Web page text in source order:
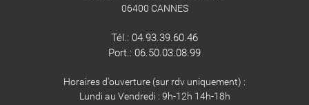
06400 CANNES
Tél.: 04.93.39.60.46​​​​​​
Port.: 06.50.03.08.99
Horaires d'ouverture (sur rdv uniquement) :
Lundi au Vendredi : 9h-12h 14h-18h